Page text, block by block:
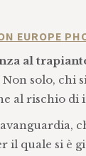
EUROPE
al
Non solo, chi
al rischio di
il quale si è